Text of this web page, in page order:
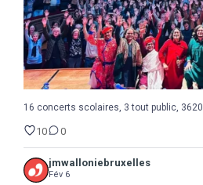
16 concerts scolaires, 3 tout public, 3620
10 0
jmwalloniebruxelles
Fév 6